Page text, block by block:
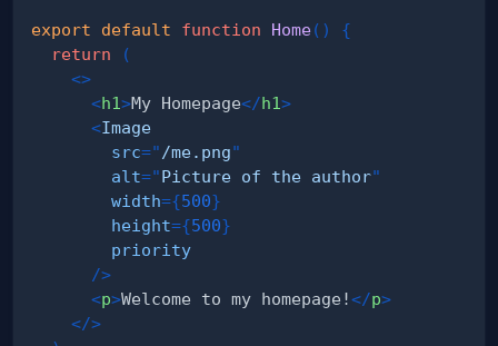
export default function Home( )
{
return
(
<>
<h1>My Homepage</h1>
<Image
src=" /me.png"
alt="Picture of the author"
width={500}
height={500}
priority
/>
<p>Welcome to my homepage!</p>
</>